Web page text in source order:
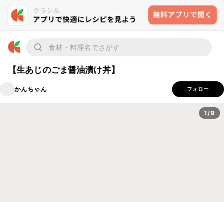
【生あじのごま醤油漬け丼】
かんちゃん フォロー
1/9